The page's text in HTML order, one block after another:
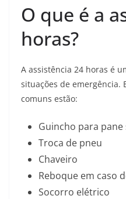
O que é a
horas?
A assistência 24 horas é
situações de emergência.
comuns estão:
Guincho para pane
Troca de pneu
Chaveiro
Reboque em caso
Socorro elétrico